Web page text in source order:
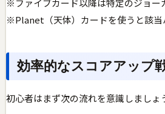
※ファイブカード以降は特定のジョー
※Planet（天体）カードを使うと該当
効率的なスコアアップ
初心者はまず次の流れを意識しましょ